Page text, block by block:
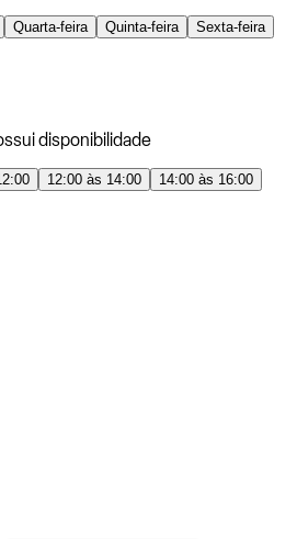
Quarta-feira Quinta-feira
Sexta-feira
disponibilidade
12:00 às 14:00
14:00 às 16:00